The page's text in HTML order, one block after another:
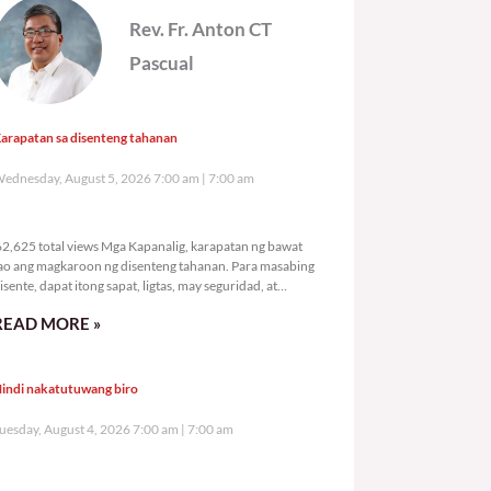
Rev. Fr. Anton CT
Pascual
sa disenteng tahanan
August 5, 2026 7:00 am 7:00 am
total views Mga Kapanalig, karapatan ng bawat
ang magkaroon ng disenteng tahanan. Para masabing
dapat itong sapat, ligtas, may seguridad, at
MORE »
nakatutuwang biro
August 4, 2026 7:00 am 7:00 am